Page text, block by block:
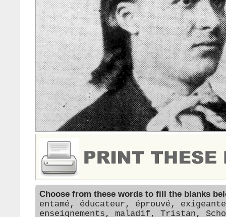
Choose from these words to fill the blanks
entamé, éducateur, éprouvé,
enseignements, maladif, Tristan,